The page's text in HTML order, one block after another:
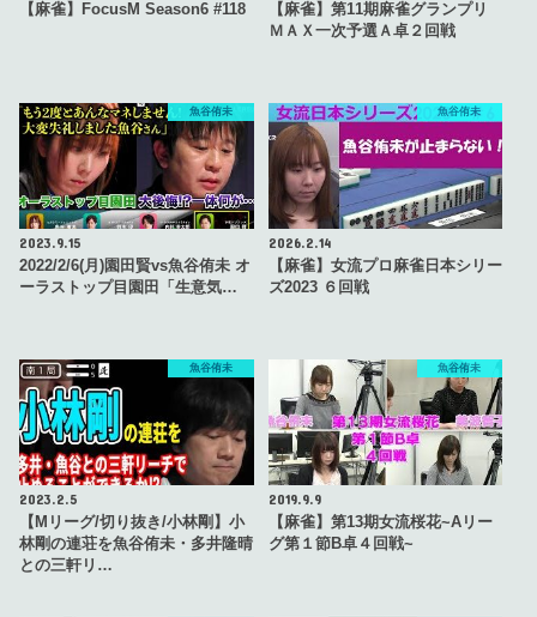
【麻雀】FocusM Season6 #118
【麻雀】第11期麻雀グランプリ
ＭＡＸ一次予選Ａ卓２回戦
魚谷侑未
2023.9.15
2022/2/6(月)園田賢vs魚谷侑未 オ
ーラストップ目園田「生意気…
魚谷侑未
2026.2.14
【麻雀】女流プロ麻雀日本シリー
ズ2023 ６回戦
魚谷侑未
2023.2.5
【Mリーグ/切り抜き/小林剛】小
林剛の連荘を魚谷侑未・多井隆晴
との三軒リ…
魚谷侑未
2019.9.9
【麻雀】第13期女流桜花~Aリー
グ第１節B卓４回戦~